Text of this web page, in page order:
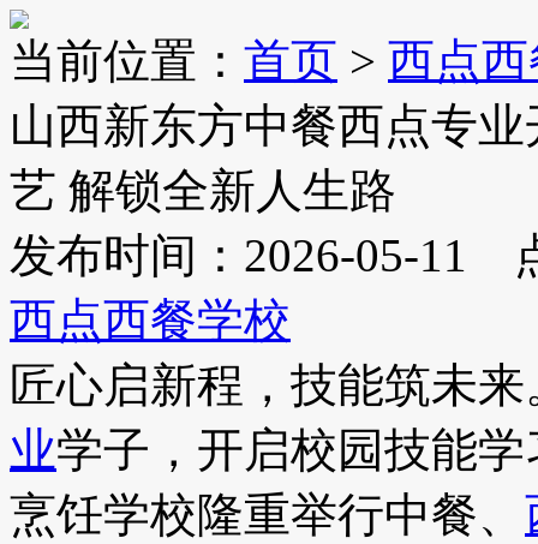
当前位置： 首页 > 西点
山西新东方中餐西点专
艺 解锁全新人生路
发布时间：2026-05-11
西点西餐学校
匠心启新程，技能筑未
业学子，开启校园技能
烹饪学校隆重举行中餐、